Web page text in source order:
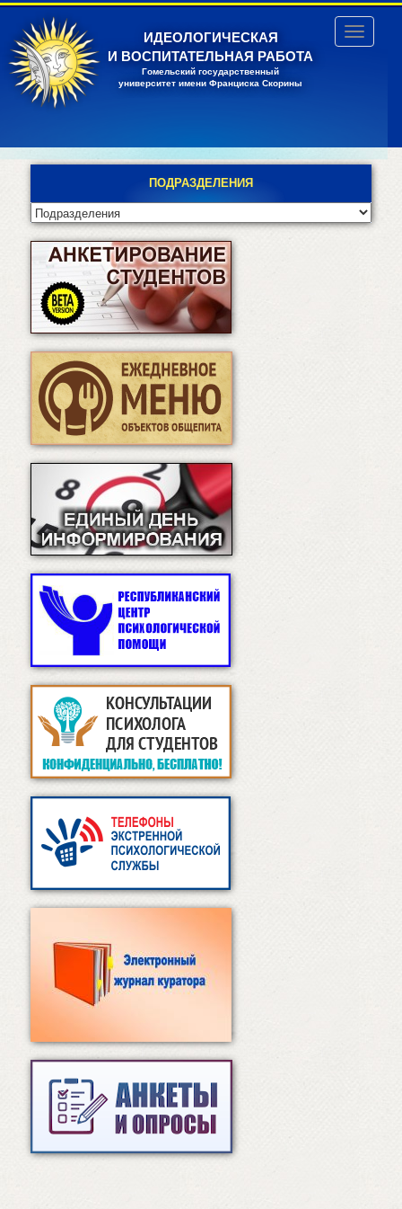
Перейти
основному
содержанию
ИДЕОЛОГИЧЕСКАЯ
И ВОСПИТАТЕЛЬНАЯ РАБОТА
Гомельский государственный
университет имени Франциска Скорины
Toggle
ПОДРАЗДЕЛЕНИЯ